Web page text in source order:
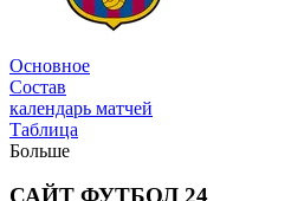
Трансферы
Основное
Состав
календарь матчей
Таблица
Больше